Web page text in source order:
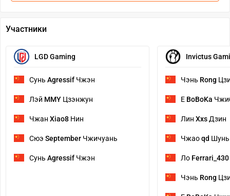
Участники
LGD Gaming
Сунь Agressif Чжэн
Лэй MMY Цзэнжун
Чжан Xiao8 Нин
Сюэ September Чжичуань
Сунь Agressif Чжэн
Invictus
Чэнь Rong
Е BoBoKa
Лин Xxs Дзин
Чжаоqd
Ло Ferrari_430
Чэнь Rong